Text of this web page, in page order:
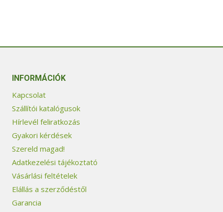
INFORMÁCIÓK
Kapcsolat
Szállítói katalógusok
Hírlevél feliratkozás
Gyakori kérdések
Szereld magad!
Adatkezelési tájékoztató
Vásárlási feltételek
Elállás a szerződéstől
Garancia